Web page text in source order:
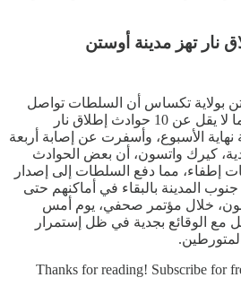
بولاية تكساس أن السلطات تواصل
البحث عن مشتبه بهم في ما لا يقل عن 10 حوادث إطلاق نار
الأسبوع، وأسفرت عن إصابة أربعة
كيرك واتسون، أن بعض الحوادث
إطفاء، مما دفع السلطات إلى إصدار
المدينة بالبقاء في أماكنهم حتى
خلال مؤتمر صحفي، يوم أمس
مع الوقائع بجدية في ظل إستمرار
Thanks for reading! Subscribe for